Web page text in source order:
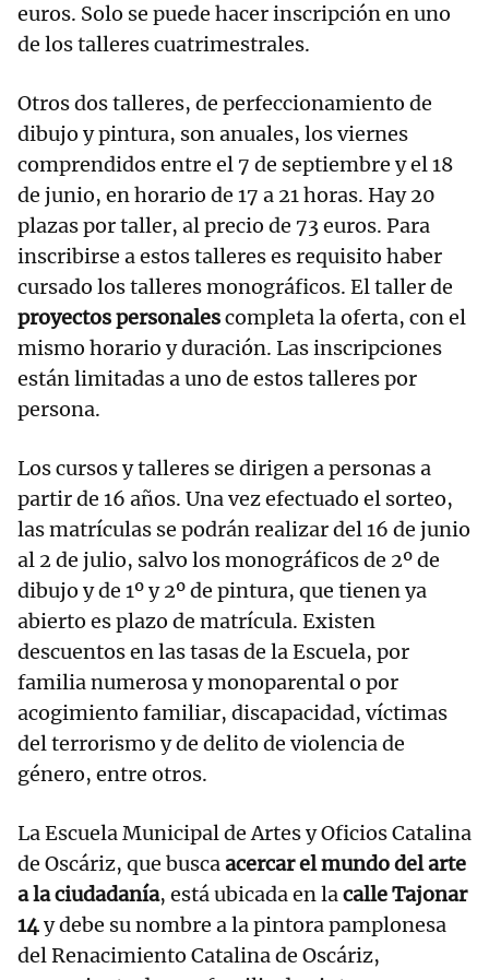
euros. Solo se puede hacer inscripción en uno
de los talleres cuatrimestrales.
Otros dos talleres, de perfeccionamiento de
dibujo y pintura, son anuales, los viernes
comprendidos entre el 7 de septiembre y el 18
de junio, en horario de 17 a 21 horas. Hay 20
plazas por taller, al precio de 73 euros. Para
inscribirse a estos talleres es requisito haber
cursado los talleres monográficos. El taller de
proyectos personalescompleta la oferta, con el
mismo horario y duración. Las inscripciones
están limitadas a uno de estos talleres por
persona.
Los cursos y talleres se dirigen a personas a
partir de 16 años. Una vez efectuado el sorteo,
las matrículas se podrán realizar del 16 de junio
al 2 de julio, salvo los monográficos de 2º de
dibujo y de 1º y 2º de pintura, que tienen ya
abierto es plazo de matrícula. Existen
descuentos en las tasas de la Escuela, por
familia numerosa y monoparental o por
acogimiento familiar, discapacidad, víctimas
del terrorismo y de delito de violencia de
género, entre otros.
La Escuela Municipal de Artes y Oficios Catalina
de Oscáriz, que buscaacercar el mundo del arte
a la ciudadanía, está ubicada en lacalle Tajonar
14y debe su nombre a la pintora pamplonesa
del Renacimiento Catalina de Oscáriz,